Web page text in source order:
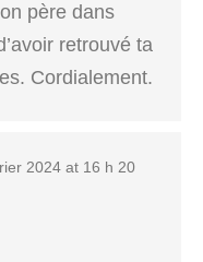
père dans
retrouvé ta
Cordialement.
2024 at 16 h 20